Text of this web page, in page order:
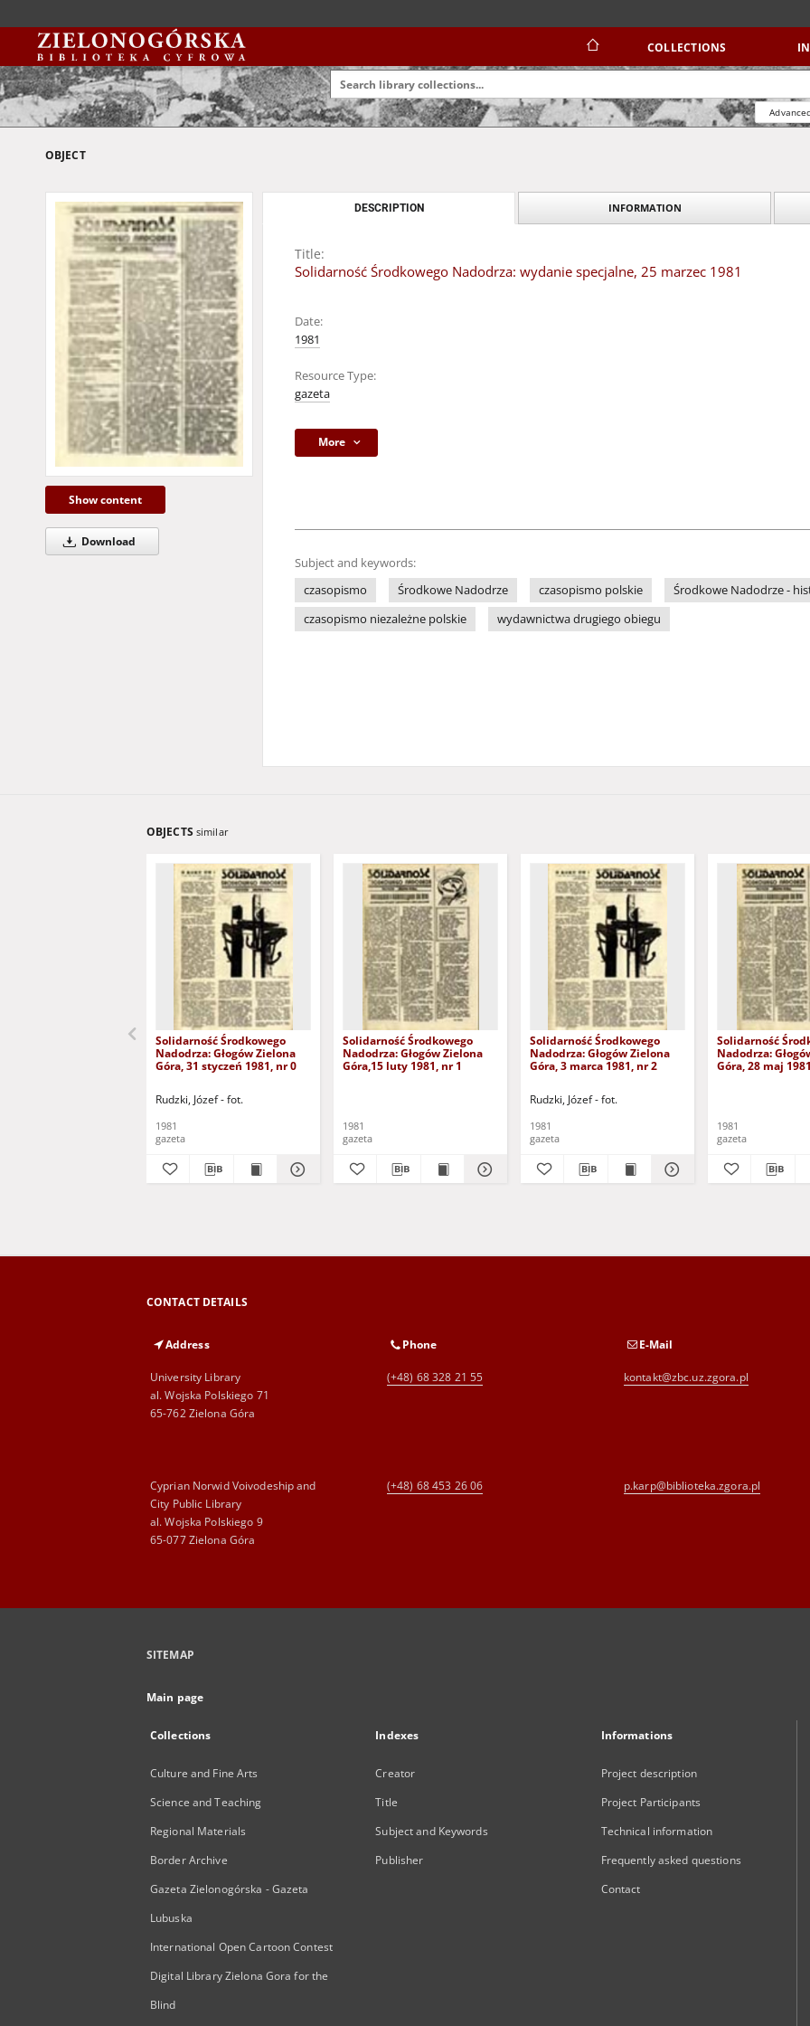
COLLECTIONS
OBJECT
Show content
Download
DESCRIPTION INFORMATION
Title:
Solidarność Środkowego Nadodrza: wydanie specjalne, 25 marzec 1981
Date:
1981
Resource Type:
gazeta
More
Subject and keywords:
czasopismo
Środkowe Nadodrze czasopismo polskie Środkowe Nadodrze -
czasopismo niezależne polskie
wydawnictwa drugiego obiegu
OBJECTS similar
Solidarność Środkowego
Nadodrza: Głogów Zielona
Góra, 31 styczeń 1981, nr 0
Rudzki, Józef - fot.
1981
gazeta
Solidarność Środkowego
Nadodrza: Głogów Zielona
Góra,15 luty 1981, nr 1
1981
gazeta
Solidarność Środkowego
Nadodrza: Głogów Zielona
Góra, 3 marca 1981, nr 2
Rudzki, Józef - fot.
1981
gazeta
Solidarność
Nadodrza:
Góra, 28 maj
1981
gazeta
CONTACT DETAILS
Address
University Library
al. Wojska Polskiego 71
65-762 Zielona Góra
Phone
(+48) 68 328 21 55
E-Mail
kontakt@zbc.uz.zgora.pl
Cyprian Norwid Voivodeship and
City Public Library
al. Wojska Polskiego 9
65-077 Zielona Góra
(+48) 68 453 26 06 p.karp@biblioteka.zgora.pl
SITEMAP
Main page
Collections
Culture and Fine Arts
Science and Teaching
Regional Materials
Border Archive
Gazeta Zielonogórska - Gazeta
Lubuska
International Open Cartoon Contest
Digital Library Zielona Gora for the
Blind
Indexes
Creator
Title
Subject and Keywords
Publisher
Informations
Project description
Project Participants
Technical information
Frequently asked questions
Contact